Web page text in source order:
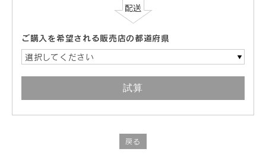
ご購入を希望される販売店の都道府県
選択してください
戻る